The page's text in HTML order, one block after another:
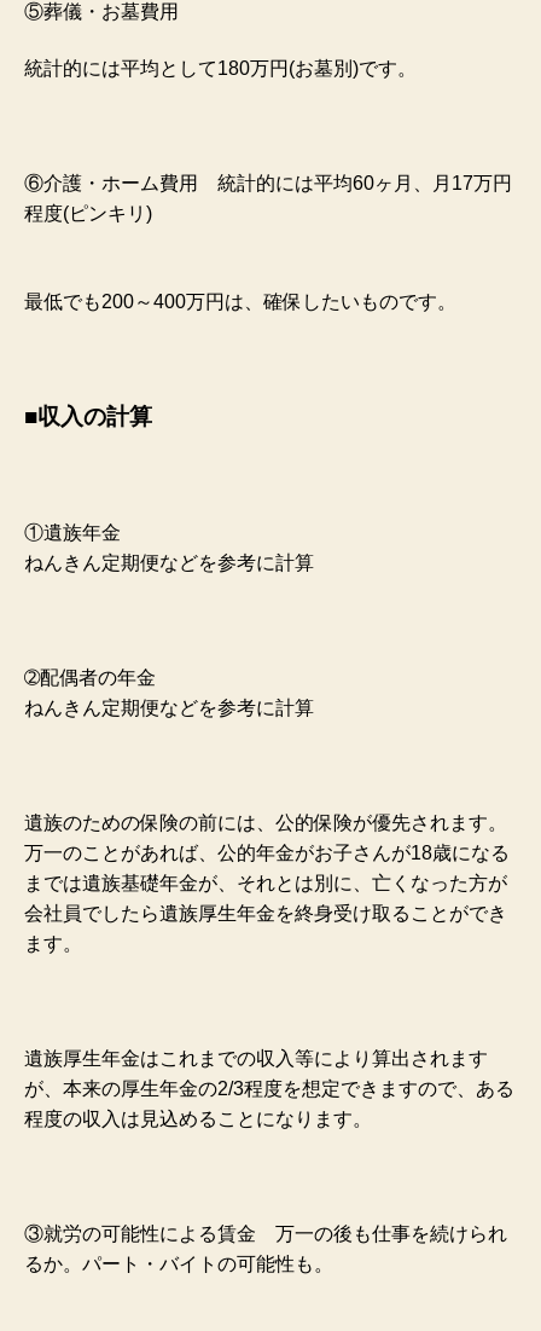
⑤葬儀・お墓費用
統計的には平均として180万円(お墓別)です。
⑥介護・ホーム費用 統計的には平均60ヶ月、月17万円
程度(ピンキリ)
最低でも200～400万円は、確保したいものです。
■収入の計算
①遺族年金
ねんきん定期便などを参考に計算
➁配偶者の年金
ねんきん定期便などを参考に計算
遺族のための保険の前には、公的保険が優先されます。
万一のことがあれば、公的年金がお子さんが18歳になる
までは遺族基礎年金が、それとは別に、亡くなった方が
会社員でしたら遺族厚生年金を終身受け取ることができ
ます。
遺族厚生年金はこれまでの収入等により算出されます
が、本来の厚生年金の2/3程度を想定できますので、ある
程度の収入は見込めることになります。
③就労の可能性による賃金 万一の後も仕事を続けられ
るか。パート・バイトの可能性も。